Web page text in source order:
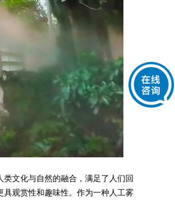
文化与自然的融合，满足了人们回
观赏性和趣味性。作为一种人工雾